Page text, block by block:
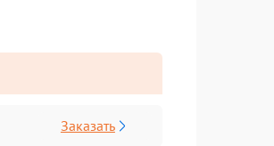
Заказать